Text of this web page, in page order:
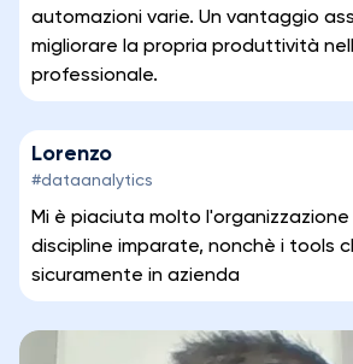
automazioni varie. Un vantaggio
migliorare la propria produttività
professionale.
Lorenzo
#dataanalytics
Mi è piaciuta molto
discipline imparate, nonchè i tools
sicuramente in azienda